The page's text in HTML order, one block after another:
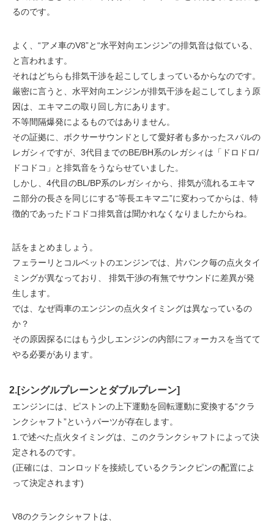
るのです。
よく、“アメ車のV8”と“水平対向エンジン”の排気音は似ている、
と言われます。
それはどちらも排気干渉を起こしてしまっているからなのです。
厳密に言うと、水平対向エンジンが排気干渉を起こしてしまう原
因は、エキマニの取り回し方にあります。
不等間隔爆発によるものではありません。
その証拠に、ボクサーサウンドとして愛好者も多かったスバルの
レガシィですが、3代目までのBE/BH系のレガシィは「ドロドロ/
ドコドコ」と排気音をうならせていました。
しかし、4代目のBL/BP系のレガシィから、排気が流れるエキマ
ニ部分の長さを同じにする“等長エキマニ”に変わってからは、特
徴的であったドコドコ排気音は聞かれなくなりましたからね。
話をまとめましょう。
フェラーリとコルベットのエンジンでは、片バンク毎の点火タイ
ミングが異なっており、 排気干渉の有無でサウンドに差異が発
生します。
では、なぜ両車のエンジンの点火タイミングは異なっているの
か？
その原因探るにはもう少しエンジンの内部にフォーカスを当てて
やる必要があります。
2.[シングルプレーンとダブルプレーン]
エンジンには、ピストンの上下運動を回転運動に変換する“クラ
ンクシャフト”というパーツが存在します。
1.で述べた点火タイミングは、このクランクシャフトによって決
定されるのです。
(正確には、コンロッドを接続しているクランクピンの配置によ
って決定されます)
V8のクランクシャフトは、